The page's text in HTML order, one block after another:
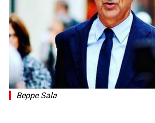
Beppe Sala